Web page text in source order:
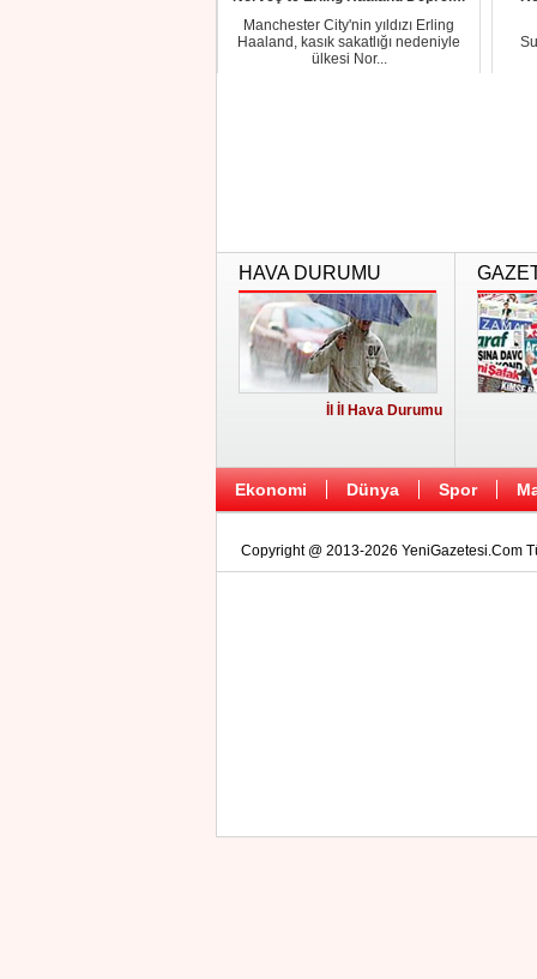
Manchester City'nin yıldızı Erling
Haaland, kasık sakatlığı nedeniyle
ülkesi Nor...
HAVA DURUMU
İl İl Hava Durumu
Ekonomi Dünya Spor
Copyright @ 2013-2026 YeniGazetesi.Com